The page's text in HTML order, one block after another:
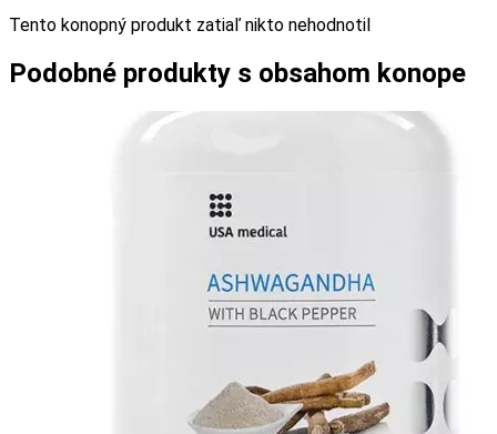
Tento konopný produkt zatiaľ nikto nehodnotil
Podobné produkty s obsahom konope